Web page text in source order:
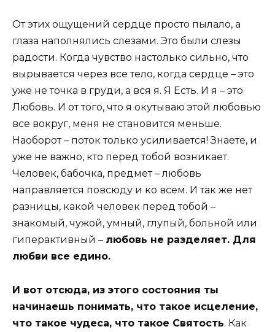
От этих ощущений сердце просто пылало, а
глаза наполнялись слезами. Это были слезы
радости. Когда чувство настолько сильно, что
вырывается через все тело, когда сердце – это
уже не точка в груди, а вся я. Я Есть. И я – это
Любовь. И от того, что я окутываю этой любовью
все вокруг, меня не становится меньше.
Наоборот – поток только усиливается! Знаете, и
уже не важно, кто перед тобой возникает.
Человек, бабочка, предмет – любовь
направляется повсюду и ко всем. И так же нет
разницы, какой человек перед тобой –
знакомый, чужой, умный, глупый, больной или
гиперактивный – любовь не разделяет. Для
любви все едино.
И вот отсюда, из этого состояния ты
начинаешь понимать, что такое исцеление,
что такое чудеса, что такое Святость. Как